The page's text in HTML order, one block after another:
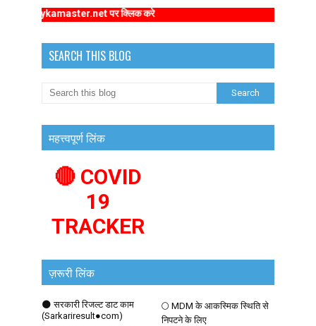
पर क्लिक करे
SEARCH THIS BLOG
महत्त्वपूर्ण लिंक
🔴 COVID
19
TRACKER
ज़रूरी लिंक
🌑 सरकारी रिजल्ट डाट काम
(Sarkariresult●com)
🌕 MDM के आकस्मिक स्थिति से
निपटने के लिए